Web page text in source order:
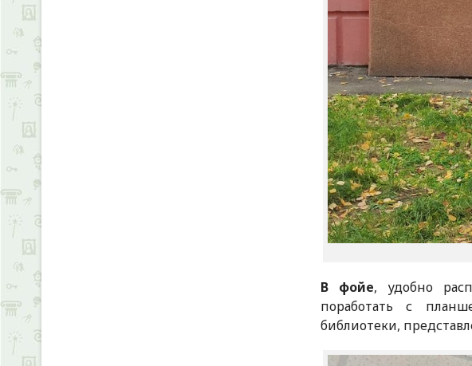
В фойе, удобно
поработать с
библиотеки,